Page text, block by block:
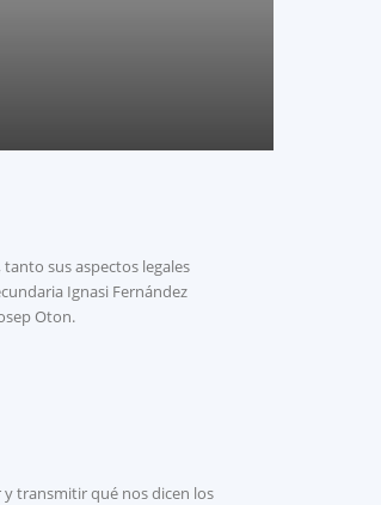
sus aspectos legales
Ignasi Fernández
Oton.
y transmitir qué nos dicen los